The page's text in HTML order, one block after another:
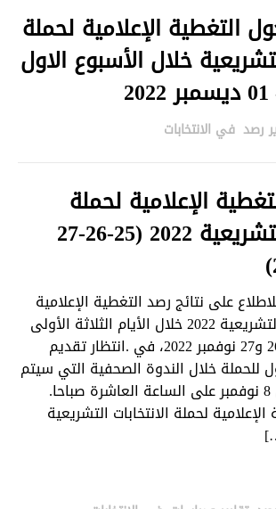
التغطية الإعلامية لحملة
خلال الأسبوع الاول
رصد في الانتخابات
الإعلامية لحملة
الانتخابات التشريعية 2022 (25-26-27
على نتائج رصد التغطية الإعلامية
لحملة الانتخابات التشريعية 2022 خلال الأيام الثلاثة الأولى
لها أي أيام 25 و26 و27 نوفمبر 2022، في .انتظار تقديم
للحملة خلال الندوة الصحفية التي سيتم
تنظيمها الخميس 8 نوفمبر على الساعة العاشرة صباحا.
لحملة الانتخابات التشريعية